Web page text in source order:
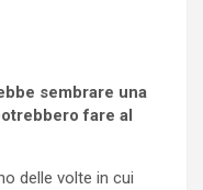
sembrare una
fare al
delle volte in cui